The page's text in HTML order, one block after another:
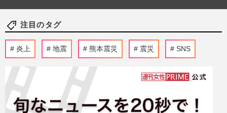
注目のタグ
炎上 地震 熊本震災 震災 SNS